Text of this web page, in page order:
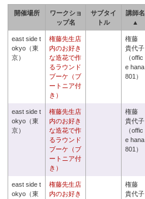
開催場所
ワークショ
ップ名
サブタイ
トル
講師名
▲
east side t
okyo（東
京）
権藤先生店
内のお好き
な造花で作
るラウンド
ブーケ（ブ
ートニア付
き）
権藤
貴代子
（offic
e hana
801）
east side t
okyo（東
京）
権藤先生店
内のお好き
な造花で作
るラウンド
ブーケ（ブ
ートニア付
き）
権藤
貴代子
（offic
e hana
801）
east side t
okyo（東
権藤先生店
内のお好き
権藤
貴代子